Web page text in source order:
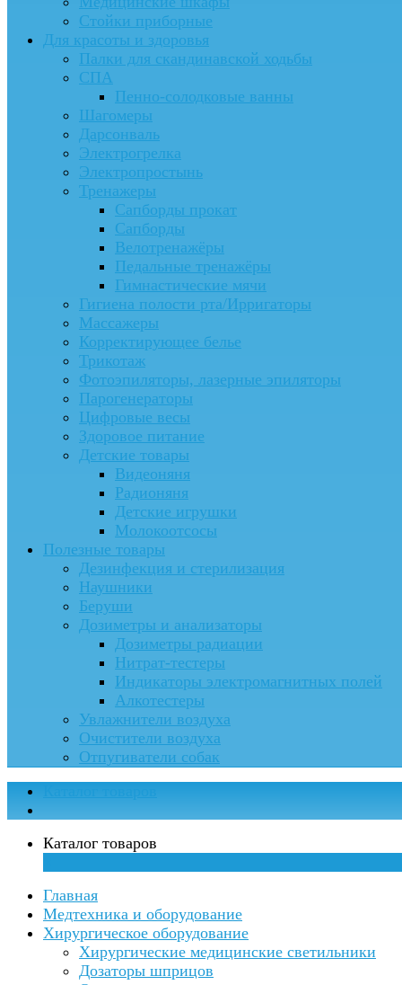
Стойки приборные
Для красоты и здоровья
Палки для скандинавской ходьбы
СПА
Пенно-солодковые ванны
Шагомеры
Дарсонваль
Электрогрелка
Электропростынь
Тренажеры
Сапборды прокат
Сапборды
Велотренажёры
Педальные тренажёры
Гимнастические мячи
Гигиена полости рта/Ирригаторы
Массажеры
Корректирующее белье
Трикотаж
Фотоэпиляторы, лазерные эпиляторы
Парогенераторы
Цифровые весы
Здоровое питание
Детские товары
Видеоняня
Радионяня
Детские игрушки
Молокоотсосы
Полезные товары
Дезинфекция и стерилизация
Наушники
Беруши
Дозиметры и анализаторы
Дозиметры радиации
Нитрат-тестеры
Индикаторы электромагнитных полей
Алкотестеры
Увлажнители воздуха
Очистители воздуха
Отпугиватели собак
Каталог товаров
Главная
Медтехника и оборудование
Хирургическое оборудование
Хирургические медицинские светильники
Дозаторы шприцов